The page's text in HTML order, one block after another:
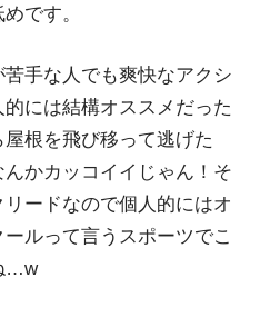
です。
手な人でも爽快なアクシ
には結構オススメだった
根を飛び移って逃げた
かカッコイイじゃん！そ
ードなので個人的にはオ
ルって言うスポーツでこ
…w